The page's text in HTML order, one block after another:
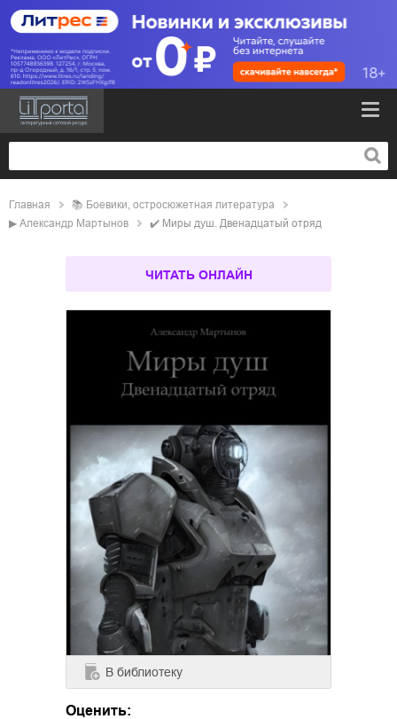
Главная 📚
боевики, остросюжетная литература
▶ Александр Мартынов ✔️ Миры душ. Двенадцатый отряд
ЧИТАТЬ ОНЛАЙН
В библиотеку
Оценить: